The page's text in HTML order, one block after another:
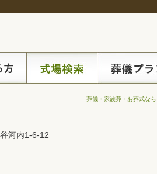
葬儀・家族葬・お葬式な
河内1-6-12